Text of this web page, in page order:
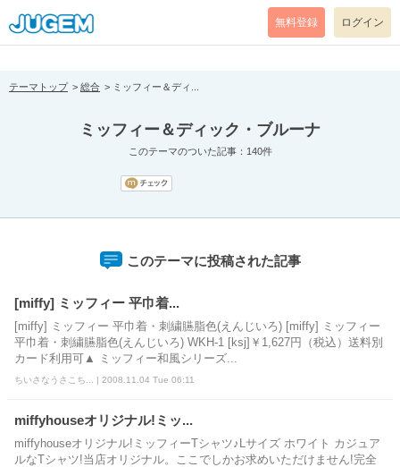
[pear_error: message="Success" code=0 mode=return level=notice
prefix="" info=""]
無料登録 ログイン
テーマトップ 総合 ミッフィー＆ディ...
ミッフィー＆ディック・ブルーナ
このテーマのついた記事：140件
このテーマに投稿された記事
[miffy] ミッフィー 平巾着...
[miffy] ミッフィー 平巾着・刺繍臙脂色(えんじいろ) [miffy] ミッフィー
平巾着・刺繍臙脂色(えんじいろ) WKH-1 [ksj]￥1,627円（税込）送料別
カード利用可▲ ミッフィー和風シリーズ...
ちいさなうさこち... | 2008.11.04 Tue 06:11
miffyhouseオリジナル!ミッ...
miffyhouseオリジナル!ミッフィーTシャツ♪Lサイズ ホワイト カジュア
ルなTシャツ!当店オリジナル。ここでしかお求めいただけません!完全